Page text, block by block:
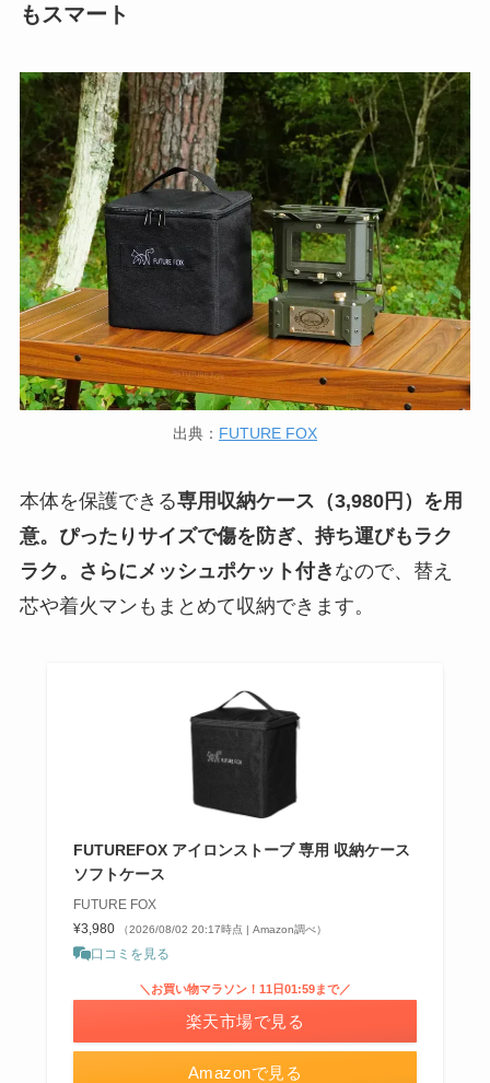
もスマート
出典： FUTURE FOX
本体を保護できる専用収納ケース（3,980円）を用
意。ぴったりサイズで傷を防ぎ、持ち運びもラク
ラク。さらにメッシュポケット付き なので、替え
芯や着火マンもまとめて収納できます。
FUTUREFOX アイロンストーブ 専用 収納ケース
ソフトケース
FUTURE FOX
¥3,980
（2026/08/02 20:17時点 | Amazon調べ）
口コミを見る
Amazonで見る
＼お買い物マラソン！11日01:59まで／
楽天市場で見る